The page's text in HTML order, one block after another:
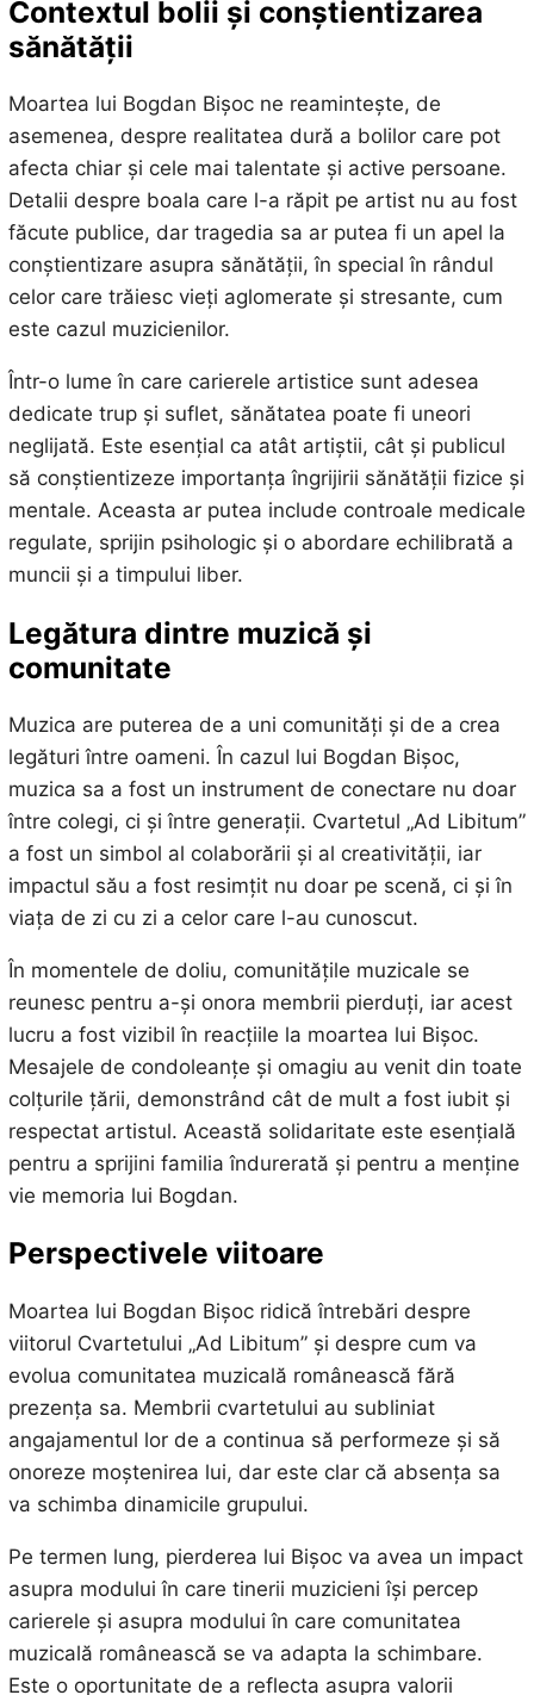
Contextul bolii și conștientizarea
sănătății
Moartea lui Bogdan Bișoc ne reamintește, de
asemenea, despre realitatea dură a bolilor care pot
afecta chiar și cele mai talentate și active persoane.
Detalii despre boala care l-a răpit pe artist nu au fost
făcute publice, dar tragedia sa ar putea fi un apel la
conștientizare asupra sănătății, în special în rândul
celor care trăiesc vieți aglomerate și stresante, cum
este cazul muzicienilor.
Într-o lume în care carierele artistice sunt adesea
dedicate trup și suflet, sănătatea poate fi uneori
neglijată. Este esențial ca atât artiștii, cât și publicul
să conștientizeze importanța îngrijirii sănătății fizice și
mentale. Aceasta ar putea include controale medicale
regulate, sprijin psihologic și o abordare echilibrată a
muncii și a timpului liber.
Legătura dintre muzică și
comunitate
Muzica are puterea de a uni comunități și de a crea
legături între oameni. În cazul lui Bogdan Bișoc,
muzica sa a fost un instrument de conectare nu doar
între colegi, ci și între generații. Cvartetul „Ad Libitum”
a fost un simbol al colaborării și al creativității, iar
impactul său a fost resimțit nu doar pe scenă, ci și în
viața de zi cu zi a celor care l-au cunoscut.
În momentele de doliu, comunitățile muzicale se
reunesc pentru a-și onora membrii pierduți, iar acest
lucru a fost vizibil în reacțiile la moartea lui Bișoc.
Mesajele de condoleanțe și omagiu au venit din toate
colțurile țării, demonstrând cât de mult a fost iubit și
respectat artistul. Această solidaritate este esențială
pentru a sprijini familia îndurerată și pentru a menține
vie memoria lui Bogdan.
Perspectivele viitoare
Moartea lui Bogdan Bișoc ridică întrebări despre
viitorul Cvartetului „Ad Libitum” și despre cum va
evolua comunitatea muzicală românească fără
prezența sa. Membrii cvartetului au subliniat
angajamentul lor de a continua să performeze și să
onoreze moștenirea lui, dar este clar că absența sa
va schimba dinamicile grupului.
Pe termen lung, pierderea lui Bișoc va avea un impact
asupra modului în care tinerii muzicieni își percep
carierele și asupra modului în care comunitatea
muzicală românească se va adapta la schimbare.
Este o oportunitate de a reflecta asupra valorii